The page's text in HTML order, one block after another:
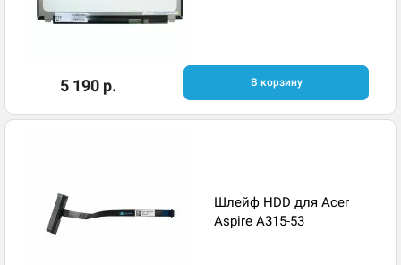
5 190 р. В корзину
Шлейф HDD для Acer
Aspire A315-53